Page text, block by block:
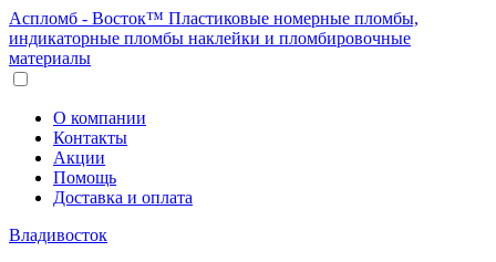
Аспломб - Восток™ Пластиковые номерные пломбы,
индикаторные пломбы наклейки и пломбировочные
материалы
О компании
Контакты
Акции
Помощь
Доставка и оплата
Владивосток